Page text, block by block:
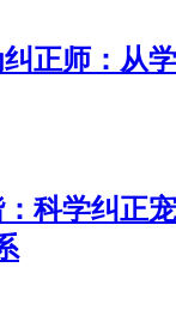
正师：从
科学纠正